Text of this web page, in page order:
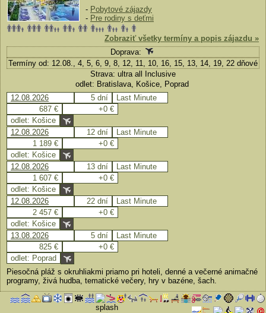
- Pobytové zájazdy
- Pre rodiny s deťmi
Zobraziť všetky termíny a popis zájazdu »
Doprava:
Termíny od: 12.08., 4, 5, 6, 9, 8, 12, 11, 10, 16, 15, 13, 14, 19, 22 dňové
Strava: ultra all Inclusive
odlet: Bratislava, Košice, Poprad
12.08.2026
5 dní
Last Minute
687 €
+0 €
odlet: Košice
12.08.2026
12 dní
Last Minute
1 189 €
+0 €
odlet: Košice
12.08.2026
13 dní
Last Minute
1 607 €
+0 €
odlet: Košice
12.08.2026
22 dní
Last Minute
2 457 €
+0 €
odlet: Košice
13.08.2026
5 dní
Last Minute
825 €
+0 €
odlet: Poprad
Piesočná pláž s okruhliakmi priamo pri hoteli, denné a večerné animačné
programy, živá hudba, tematické večery, hry v bazéne, šach.